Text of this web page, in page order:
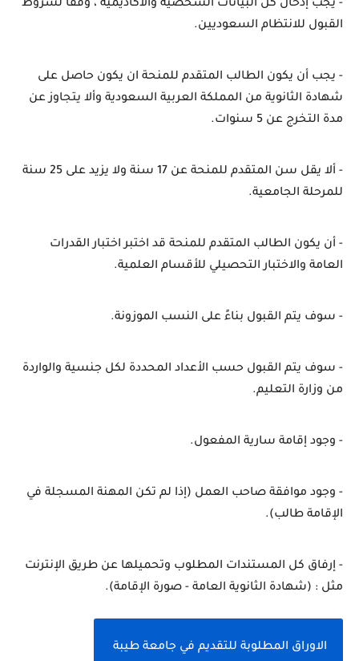
القبول للانتظام السعوديين.
مدة التخرج عن 5 سنوات.
للمرحلة الجامعية.
العامة والاختبار التحصيلي للأقسام العلمية.
- سوف يتم القبول بناءً على النسب الموزونة.
من وزارة التعليم.
- وجود إقامة سارية المفعول.
الإقامة طالب).
مثل : (شهادة الثانوية العامة - صورة الإقامة).
الاوراق المطلوبة للتقديم في جامعة طيبة